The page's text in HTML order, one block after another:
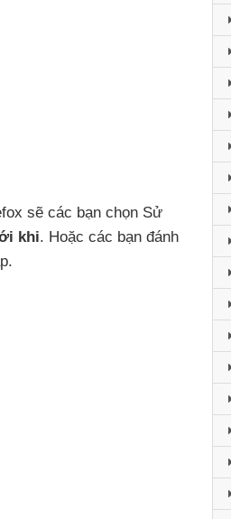
sẽ các bạn chọn Sử
khi. Hoặc các bạn đánh